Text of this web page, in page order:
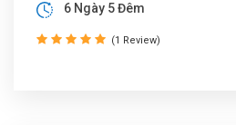
6 Ngày 5 Đêm
(1 Review)